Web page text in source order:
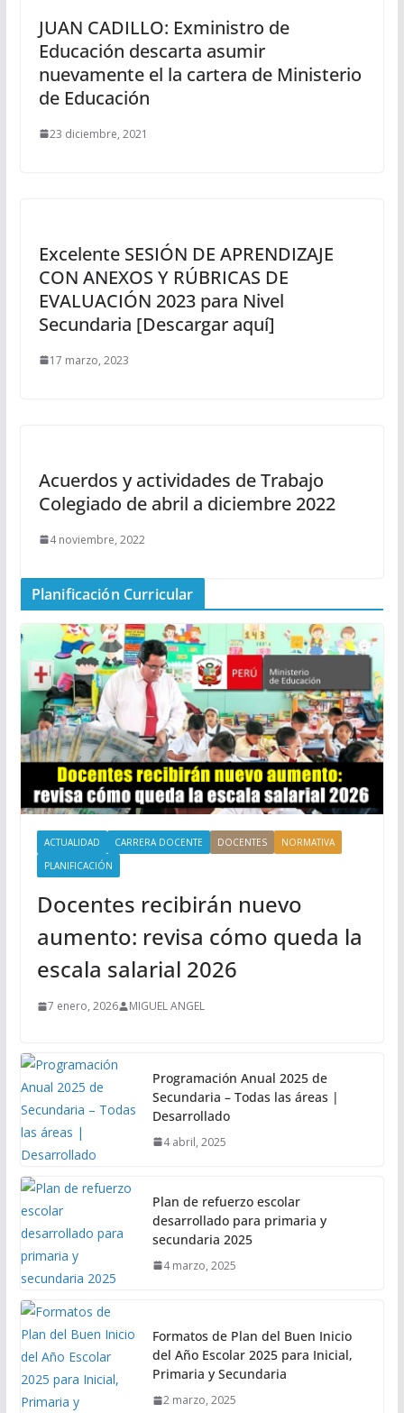
JUAN CADILLO: Exministro de
Educación descarta asumir
nuevamente el la cartera de Ministerio
de Educación
23 diciembre, 2021
Excelente SESIÓN DE APRENDIZAJE
CON ANEXOS Y RÚBRICAS DE
EVALUACIÓN 2023 para Nivel
Secundaria [Descargar aquí]
17 marzo, 2023
Acuerdos y actividades de Trabajo
Colegiado de abril a diciembre 2022
4 noviembre, 2022
Planificación Curricular
ACTUALIDAD CARRERA DOCENTE DOCENTES
NORMATIVA
PLANIFICACIÓN
Docentes recibirán nuevo
aumento: revisa cómo queda la
escala salarial 2026
7 enero, 2026 MIGUEL ANGEL
Programación Anual 2025 de
Secundaria – Todas las áreas |
Desarrollado
4 abril, 2025
Plan de refuerzo escolar
desarrollado para primaria y
secundaria 2025
4 marzo, 2025
Formatos de Plan del Buen Inicio
del Año Escolar 2025 para Inicial,
Primaria y Secundaria
2 marzo, 2025